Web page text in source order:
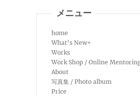
メニュー
home
What’s New+
Works
Work Shop / Online
About
写真集 / Photo album
Price